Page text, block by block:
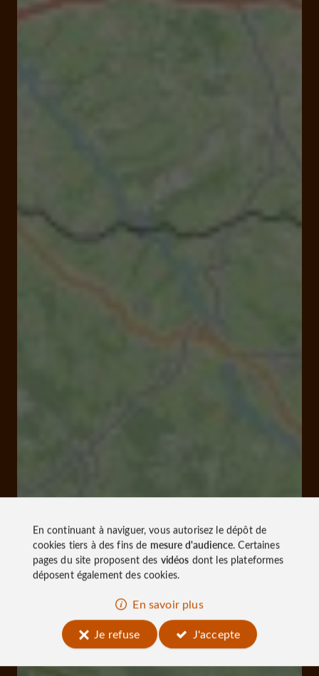
En continuant à naviguer, vous autorisez le dépôt de
cookies tiers à des fins de mesure d'audience. Certaines
pages du site proposent des vidéos dont les plateformes
déposent également des cookies.
En savoir plus
Je refuse
J'accepte